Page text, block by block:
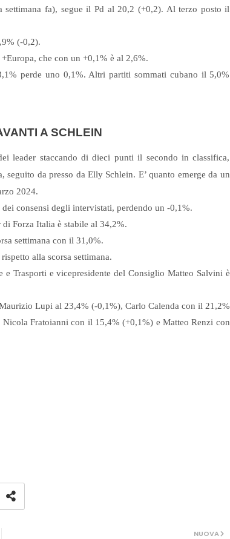
fa), segue il Pd al 20,2 (+0,2). Al terzo posto il
(-0,2).
che con un +0,1% è al 2,6%.
perde uno 0,1%. Altri partiti sommati cubano il 5,0%
A SCHLEIN
leader staccando di dieci punti il secondo in classifica,
da presso da Elly Schlein. E’ quanto emerge da un
2024.
consensi degli intervistati, perdendo un -0,1%.
Forza Italia è stabile al 34,2%.
settimana con il 31,0%.
alla scorsa settimana.
Trasporti e vicepresidente del Consiglio Matteo Salvini è
Lupi al 23,4% (-0,1%), Carlo Calenda con il 21,2%
Fratoianni con il 15,4% (+0,1%) e Matteo Renzi con
NUOVA